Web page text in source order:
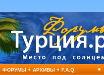
ФОРУМЫ•АРХИВЫ•F.A.Q. •